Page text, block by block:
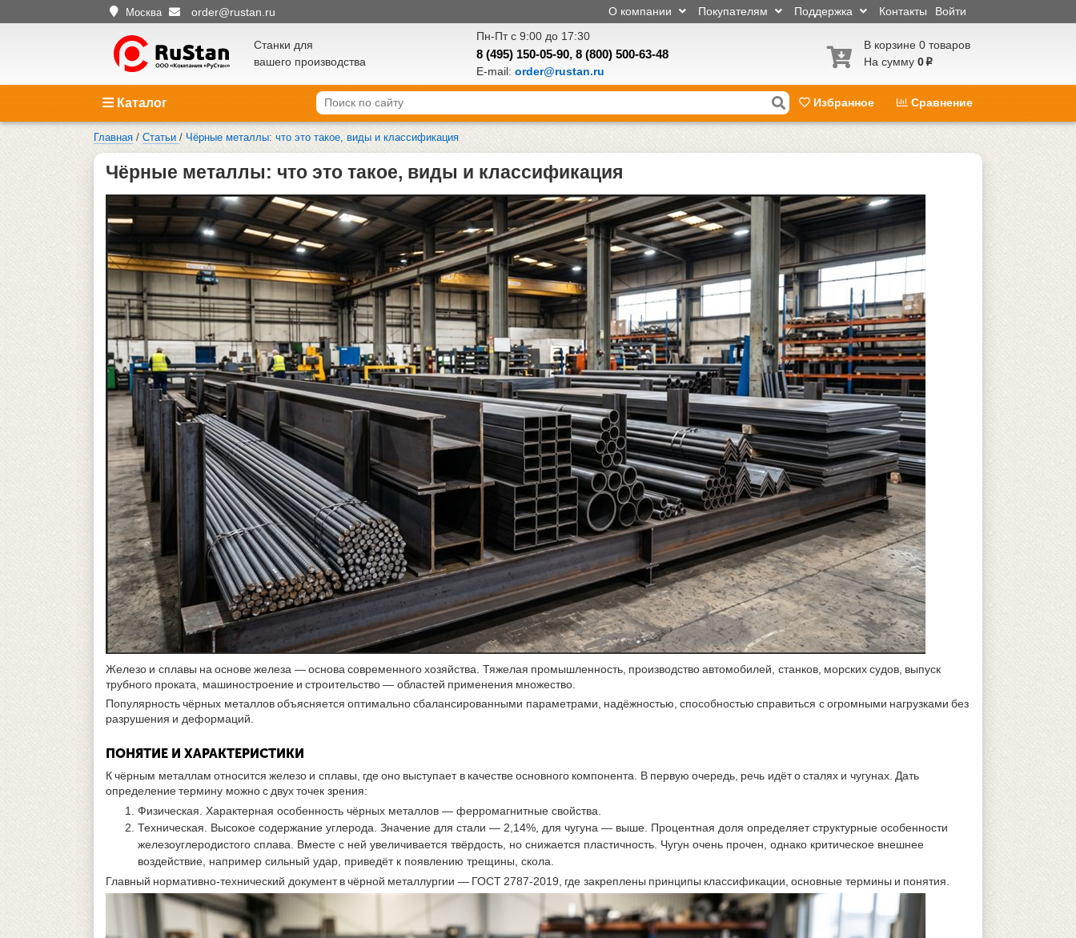
Москва order@rustan.ru Войти
Контакты
Поддержка
Покупателям
О компании
Станки для
вашего производства
Пн-Пт с 9:00 до 17:30
8 (495) 150-05-90, 8 (800) 500-63-48
E-mail: order@rustan.ru
В корзине 0 товаров
На сумму 0 p
Каталог Избранное Сравнение
Главная / Статьи / Чёрные металлы: что это такое, виды и классификация
Чёрные металлы: что это такое, виды и классификация
Железо и сплавы на основе железа — основа современного хозяйства. Тяжелая промышленность, производство автомобилей, станков, морских судов, выпуск
трубного проката, машиностроение и строительство — областей применения множество.
Популярность чёрных металлов объясняется оптимально сбалансированными параметрами, надёжностью, способностью справиться с огромными нагрузками без
разрушения и деформаций.
ПОНЯТИЕ И ХАРАКТЕРИСТИКИ
К чёрным металлам относится железо и сплавы, где оно выступает в качестве основного компонента. В первую очередь, речь идёт о сталях и чугунах. Дать
определение термину можно с двух точек зрения:
Физическая. Характерная особенность чёрных металлов — ферромагнитные свойства.
Техническая. Высокое содержание углерода. Значение для стали — 2,14%, для чугуна — выше. Процентная доля определяет структурные особенности
железоуглеродистого сплава. Вместе с ней увеличивается твёрдость, но снижается пластичность. Чугун очень прочен, однако критическое внешнее
воздействие, например сильный удар, приведёт к появлению трещины, скола.
Главный нормативно-технический документ в чёрной металлургии — ГОСТ 2787-2019, где закреплены принципы классификации, основные термины и понятия.